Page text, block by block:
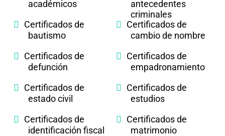
académicos
antecedentes
criminales
Certificados de
bautismo
Certificados de
cambio de nombre
Certificados de
defunción
Certificados de
empadronamiento
Certificados de
estado civil
Certificados de
estudios
Certificados de
identificación fiscal
Certificados de
matrimonio